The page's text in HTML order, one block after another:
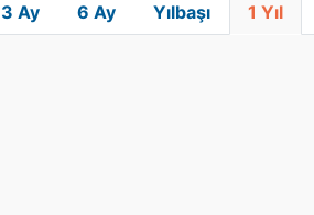
3 Ay 6 Ay Yılbaşı 1 Yıl